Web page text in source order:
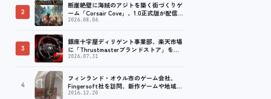
2
断崖絶壁に海賊のアジトを築く街づくりゲ
ーム「Corsair Cove」、1.0正式版が配信開
始！
2026.08.06
3
銀座十字屋ディリゲント事業部、楽天市場
に「Thrustmasterブランドストア」をオ
ープン。記念キャンペーンでポイントアッ
2026.07.31
4
フィンランド・オウル市のゲーム会社、
Fingersoft社を訪問、新作ゲームや地域貢
献について聞いてきました
2016.12.20